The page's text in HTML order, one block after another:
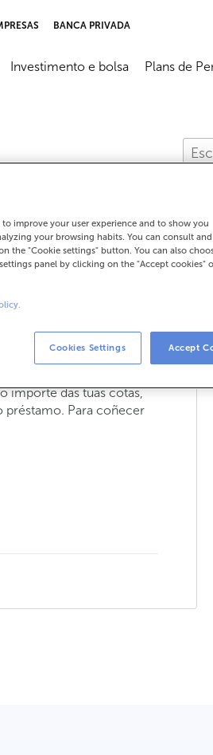
BANCA PRIVADA
Abrir submenú
Investimento e bolsa
Abrir
Plans de
importe das túas cotas,
préstamo. Para coñecer
improve your user experience and to show you
your browsing habits. You can consult
the "Cookie settings" button. You can also
panel by clicking on the "Accept cookies"
Cookies Settings Accept